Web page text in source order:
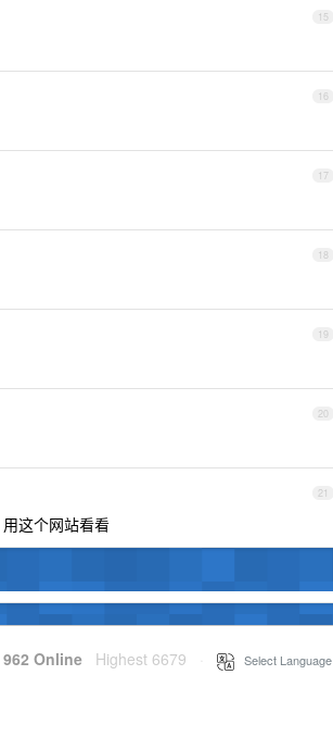
15
16
17
18
19
20
21
用这个网站看看
962 Online Highest 6679 Select Language